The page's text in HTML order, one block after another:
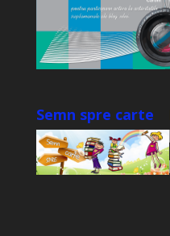
Semn spre carte